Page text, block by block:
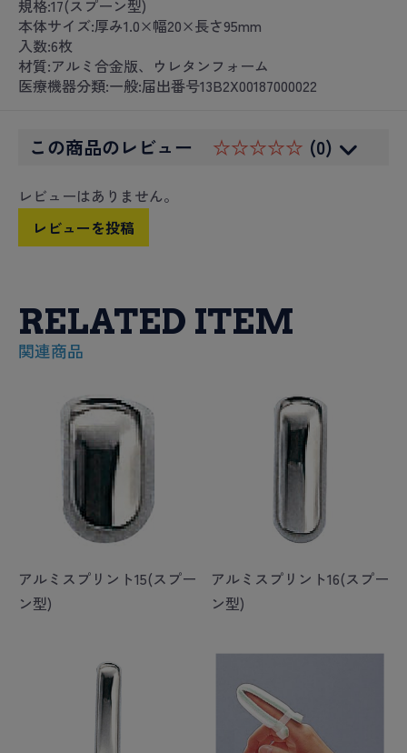
規格:17(スプーン型)
本体サイズ:厚み1.0×幅20×長さ95mm
入数:6枚
材質:アルミ合金版、ウレタンフォーム
医療機器分類:一般:届出番号13B2X00187000022
この商品のレビュー ☆☆☆☆☆ (0)
レビューはありません。
レビューを投稿
RELATED ITEM
関連商品
アルミスプリント15(スプー
ン型)
アルミスプリント16(スプー
ン型)